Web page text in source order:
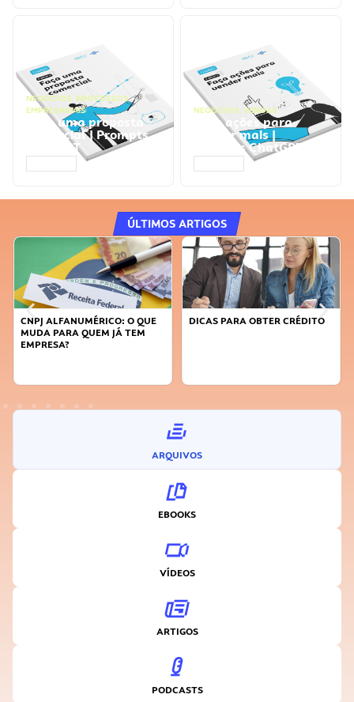
NEGÓCIOS, PROCESSOS
EMPRESARIAIS
Faça uma proposta
comercial | Prompts
ChatGPT
NEGÓCIOS, VENDAS
Faça ações para
vender mais |
Prompts ChatGPT
ÚLTIMOS ARTIGOS
DICAS PARA OBTER CRÉDITO
FAÇA A DIFERENÇA: SEJA
ARQUIVOS
EBOOKS
VÍDEOS
ARTIGOS
PODCASTS